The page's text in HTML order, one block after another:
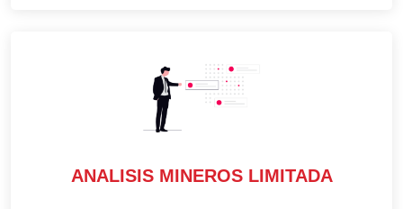
ANALISIS MINEROS LIMITADA